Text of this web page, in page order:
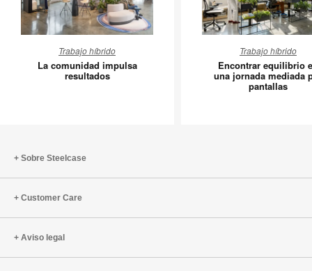
comunidad
impulsa
Trabajo híbrido
La comunidad impulsa
resultados
en
una
Trabajo híbrido
Encontrar equilibrio
una jornada mediada
pantallas
Sobre Steelcase
Customer Care
Aviso legal